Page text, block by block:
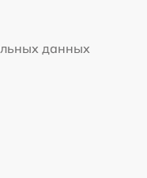
данных